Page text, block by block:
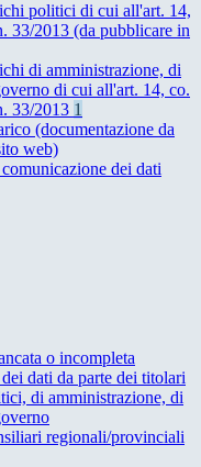
politici di cui all'art. 14,
33/2013 (da pubblicare in
di amministrazione, di
di cui all'art. 14, co.
33/2013 1
(documentazione da
web)
dei dati
o incompleta
dati da parte dei titolari
di amministrazione, di
regionali/provinciali